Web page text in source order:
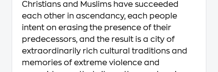
Christians and Muslims have succeeded
each other in ascendancy, each people
intent on erasing the presence of their
predecessors, and the result is a city of
extraordinarily rich cultural traditions and
memories of extreme violence and